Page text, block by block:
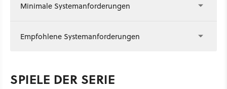
Minimale Systemanforderungen
Empfohlene Systemanforderungen
SPIELE DER SERIE